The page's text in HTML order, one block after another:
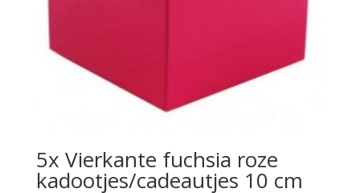
5x Vierkante fuchsia roze
kadootjes/cadeautjes 10 cm